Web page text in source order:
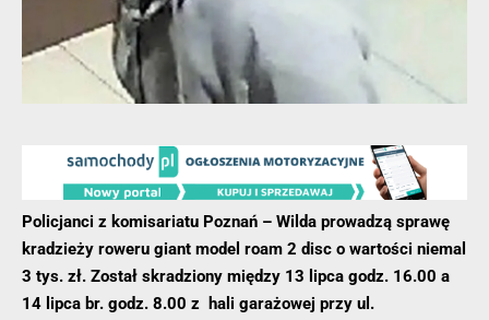
Policjanci z komisariatu Poznań – Wilda prowadzą sprawę
kradzieży roweru giant model roam 2 disc o wartości niemal
3 tys. zł. Został skradziony między 13 lipca godz. 16.00 a
14 lipca br. godz. 8.00 z hali garażowej przy ul.